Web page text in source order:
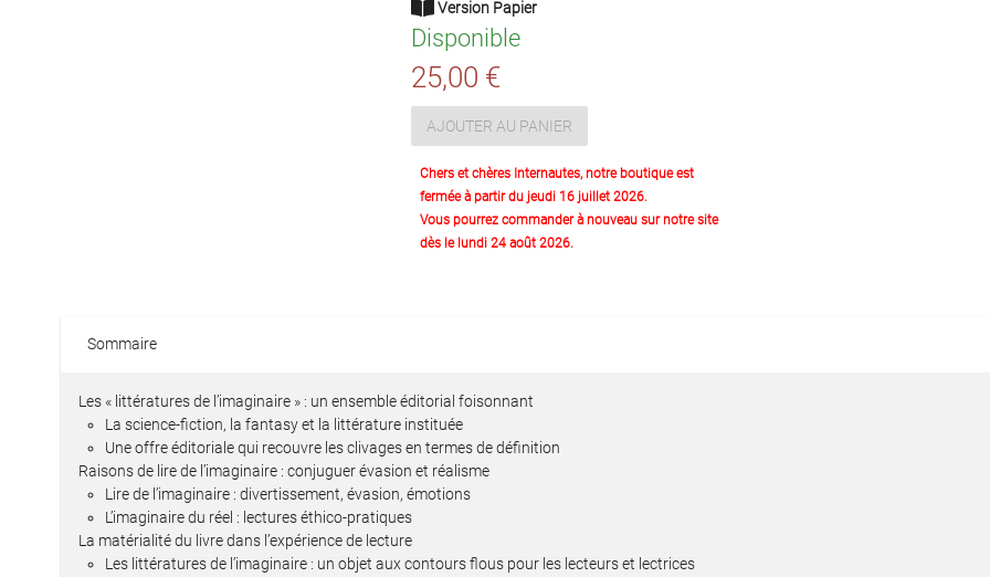
Version Papier
Disponible
25,00 €
AJOUTER AU PANIER
Chers et chères Internautes, notre boutique est
fermée à partir du jeudi 16 juillet 2026.
Vous pourrez commander à nouveau sur notre site
dès le lundi 24 août 2026.
Sommaire
Les « littératures de l’imaginaire » : un ensemble éditorial foisonnant
La science-fiction, la fantasy et la littérature instituée
Une offre éditoriale qui recouvre les clivages en termes de définition
Raisons de lire de l’imaginaire : conjuguer évasion et réalisme
Lire de l’imaginaire : divertissement, évasion, émotions
L’imaginaire du réel : lectures éthico-pratiques
La matérialité du livre dans l’expérience de lecture
Les littératures de l’imaginaire : un objet aux contours flous pour les lecteurs et lectrices